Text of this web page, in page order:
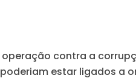
contra a
estar ligados a